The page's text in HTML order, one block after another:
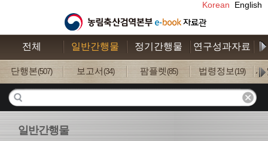
Korean English
전체 일반간행물 정기간행물 연구성과자료
단행본(507) 보고서 (34) 팜플렛 (85) 법령정보(19) 사
일반간행물